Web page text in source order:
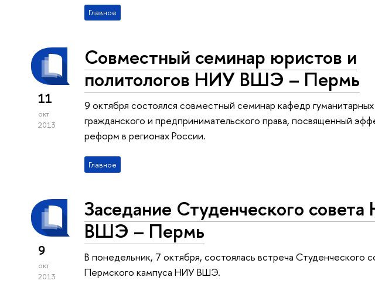
Главное
11
окт
2013
Совместный семинар юристов и
политологов НИУ ВШЭ – Пермь
9 октября состоялся совместный семинар кафедр
гражданского и предпринимательского права, посвященный
реформ в регионах России.
Главное
9
окт
2013
Заседание Студенческого
ВШЭ – Пермь
В понедельник, 7 октября, состоялась встреча Студенческого
Пермского кампуса НИУ ВШЭ.